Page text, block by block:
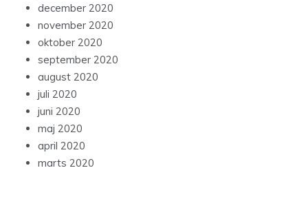
december 2020
november 2020
oktober 2020
september 2020
august 2020
juli 2020
juni 2020
maj 2020
april 2020
marts 2020